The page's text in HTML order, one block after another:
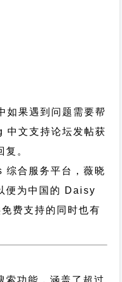
果遇到问题需要帮
中文支持论坛发帖获
。
合服务平台，薇晓
便为中国的 Daisy
费支持的同时也有
索功能，涵盖了超过